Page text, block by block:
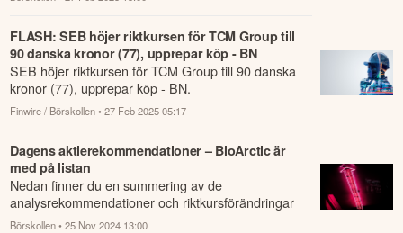
FLASH: SEB höjer riktkursen för TCM Group till
90 danska kronor (77), upprepar köp - BN
SEB höjer riktkursen för TCM Group till 90 danska
kronor (77), upprepar köp - BN.
Finwire / Börskollen • 27 Feb 2025 05:17
Dagens aktierekommendationer – BioArctic är
med på listan
Nedan finner du en summering av de
analysrekommendationer och riktkursförändringar
som har rapporterats om idag den 25 november.
Börskollen • 25 Nov 2024 13:00